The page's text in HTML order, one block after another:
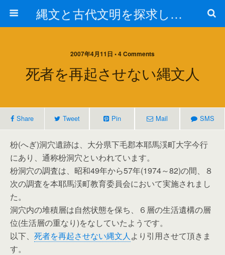
縄文と古代文明を探求しよう！
2007年4月11日 • 4 Comments
死者を再起させない縄文人
Share Tweet Pin Mail SMS
枌(へぎ)洞穴遺跡は、大分県下毛郡本耶馬渓町大字今行
にあり、通称枌洞穴といわれています。
枌洞穴の調査は、昭和49年から57年(1974～82)の間、８
次の調査を本耶馬渓町教育委員会において実施されまし
た。
洞穴内の堆積層は自然状態を保ち、６層の生活遺構の層
位(生活層の重なり)をなしていたようです。
以下、 死者を再起させない縄文人より引用させて頂きま
す。